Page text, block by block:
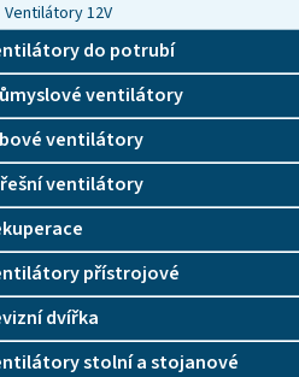
Ventilátory 12V
do potrubí
ventilátory
ventilátory
ventilátory
přístrojové
dvířka
stolní a stojanové